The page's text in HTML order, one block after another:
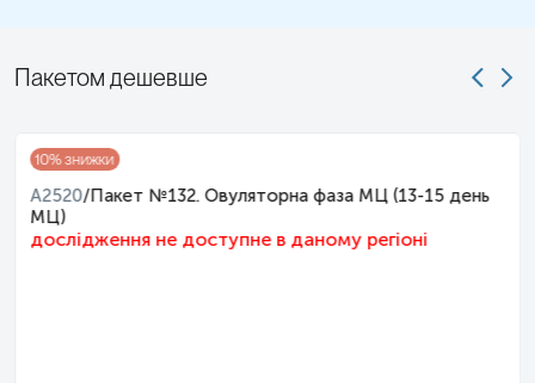
Кров на АМГ краще здавати зранку до 11 год.
(одужання).
Примітка!
Застереження!
Пакетом дешевше
10% знижки
A2520/Пакет №132. Овуляторна фаза МЦ (13-15 день
МЦ)
дослідження не доступне в даному регіоні